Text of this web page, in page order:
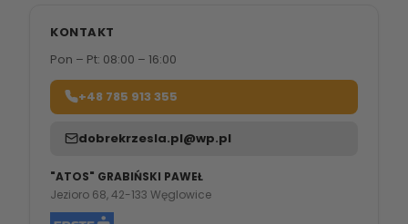
KONTAKT
Pon – Pt: 08:00 – 16:00
+48 785 913 355
dobrekrzesla.pl@wp.pl
"ATOS" GRABIŃSKI PAWEŁ
Jezioro 68, 42-133 Węglowice